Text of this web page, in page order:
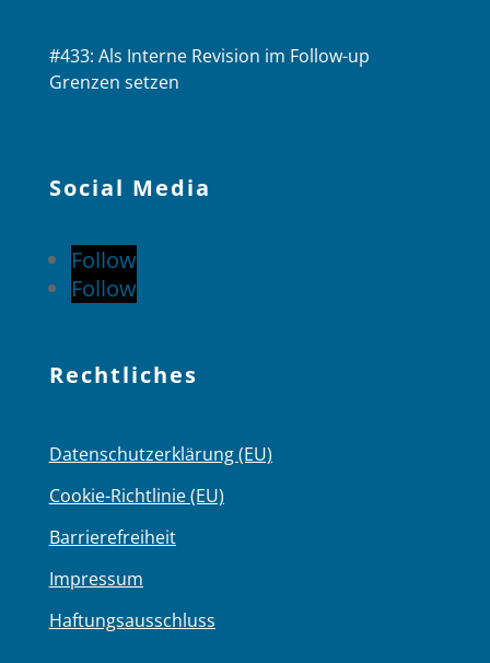
#433: Als Interne Revision im Follow-up
Grenzen setzen
Social Media
Follow
Follow
Rechtliches
Datenschutzerklärung (EU)
Cookie-Richtlinie (EU)
Barrierefreiheit
Impressum
Haftungsausschluss